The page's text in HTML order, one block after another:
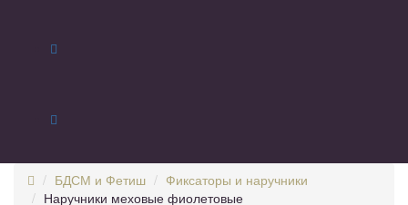
БДСМ и Фетиш
Фиксаторы и наручники
Наручники меховые фиолетовые